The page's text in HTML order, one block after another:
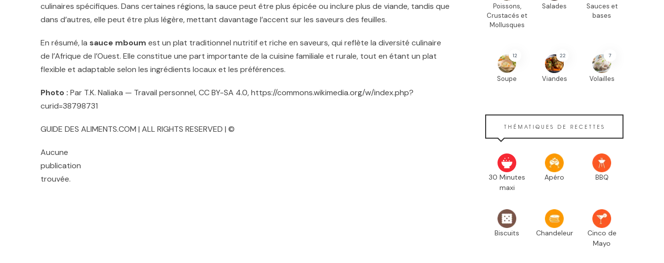
culinaires spécifiques. Dans certaines régions, la sauce peut être plus épicée ou inclure plus de viande, tandis que
dans d’autres, elle peut être plus légère, mettant davantage l’accent sur les saveurs des feuilles.
En résumé, la sauce mboum est un plat traditionnel nutritif et riche en saveurs, qui reflète la diversité culinaire
de l’Afrique de l’Ouest. Elle constitue une part importante de la cuisine familiale et rurale, tout en étant un plat
flexible et adaptable selon les ingrédients locaux et les préférences.
Photo : Par T.K. Naliaka — Travail personnel, CC BY-SA 4.0, https://commons.wikimedia.org/w/index.php?
curid=38798731
GUIDE DES ALIMENTS.COM | ALL RIGHTS RESERVED | ©
Aucune
publication
trouvée.
Poissons,
Crustacés et
Mollusques
Salades
Sauces et
bases
12
Soupe
22
Viandes
7
Volailles
THÉMATIQUES DE RECETTES
30 Minutes
maxi
Apéro BBQ
Biscuits Chandeleur
Cinco de
Mayo